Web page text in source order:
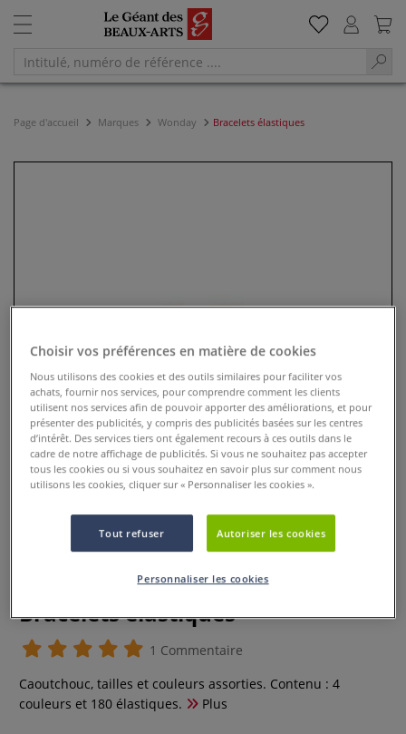
Page d'accueil Marques Wonday Bracelets élastiques
Bracelets élastiques
1 Commentaire
Caoutchouc, tailles et couleurs assorties. Contenu : 4
couleurs et 180 élastiques.
Plus
Choisir vos préférences en matière de cookies
Nous utilisons des cookies et des outils similaires pour faciliter vos
achats, fournir nos services, pour comprendre comment les clients
utilisent nos services afin de pouvoir apporter des améliorations, et pour
présenter des publicités, y compris des publicités basées sur les centres
d’intérêt. Des services tiers ont également recours à ces outils dans le
cadre de notre affichage de publicités. Si vous ne souhaitez pas accepter
tous les cookies ou si vous souhaitez en savoir plus sur comment nous
utilisons les cookies, cliquer sur « Personnaliser les cookies ».
Tout refuser Autoriser les cookies
Personnaliser les cookies